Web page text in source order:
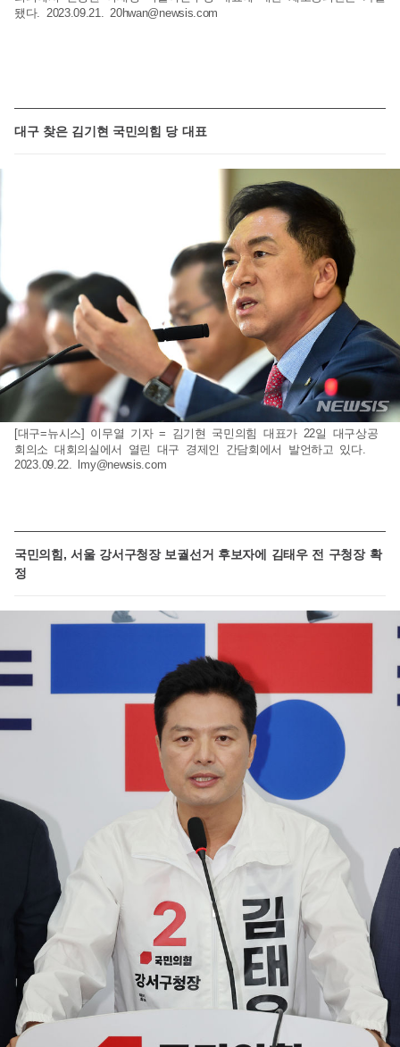
됐다. 2023.09.21. 20hwan@newsis.com
대구 찾은 김기현 국민의힘 당 대표
[대구=뉴시스] 이무열 기자 = 김기현 국민의힘 대표가 22일 대구상공
회의소 대회의실에서 열린 대구 경제인 간담회에서 발언하고 있다.
2023.09.22. lmy@newsis.com
국민의힘, 서울 강서구청장 보궐선거 후보자에 김태우 전 구청장 확
정